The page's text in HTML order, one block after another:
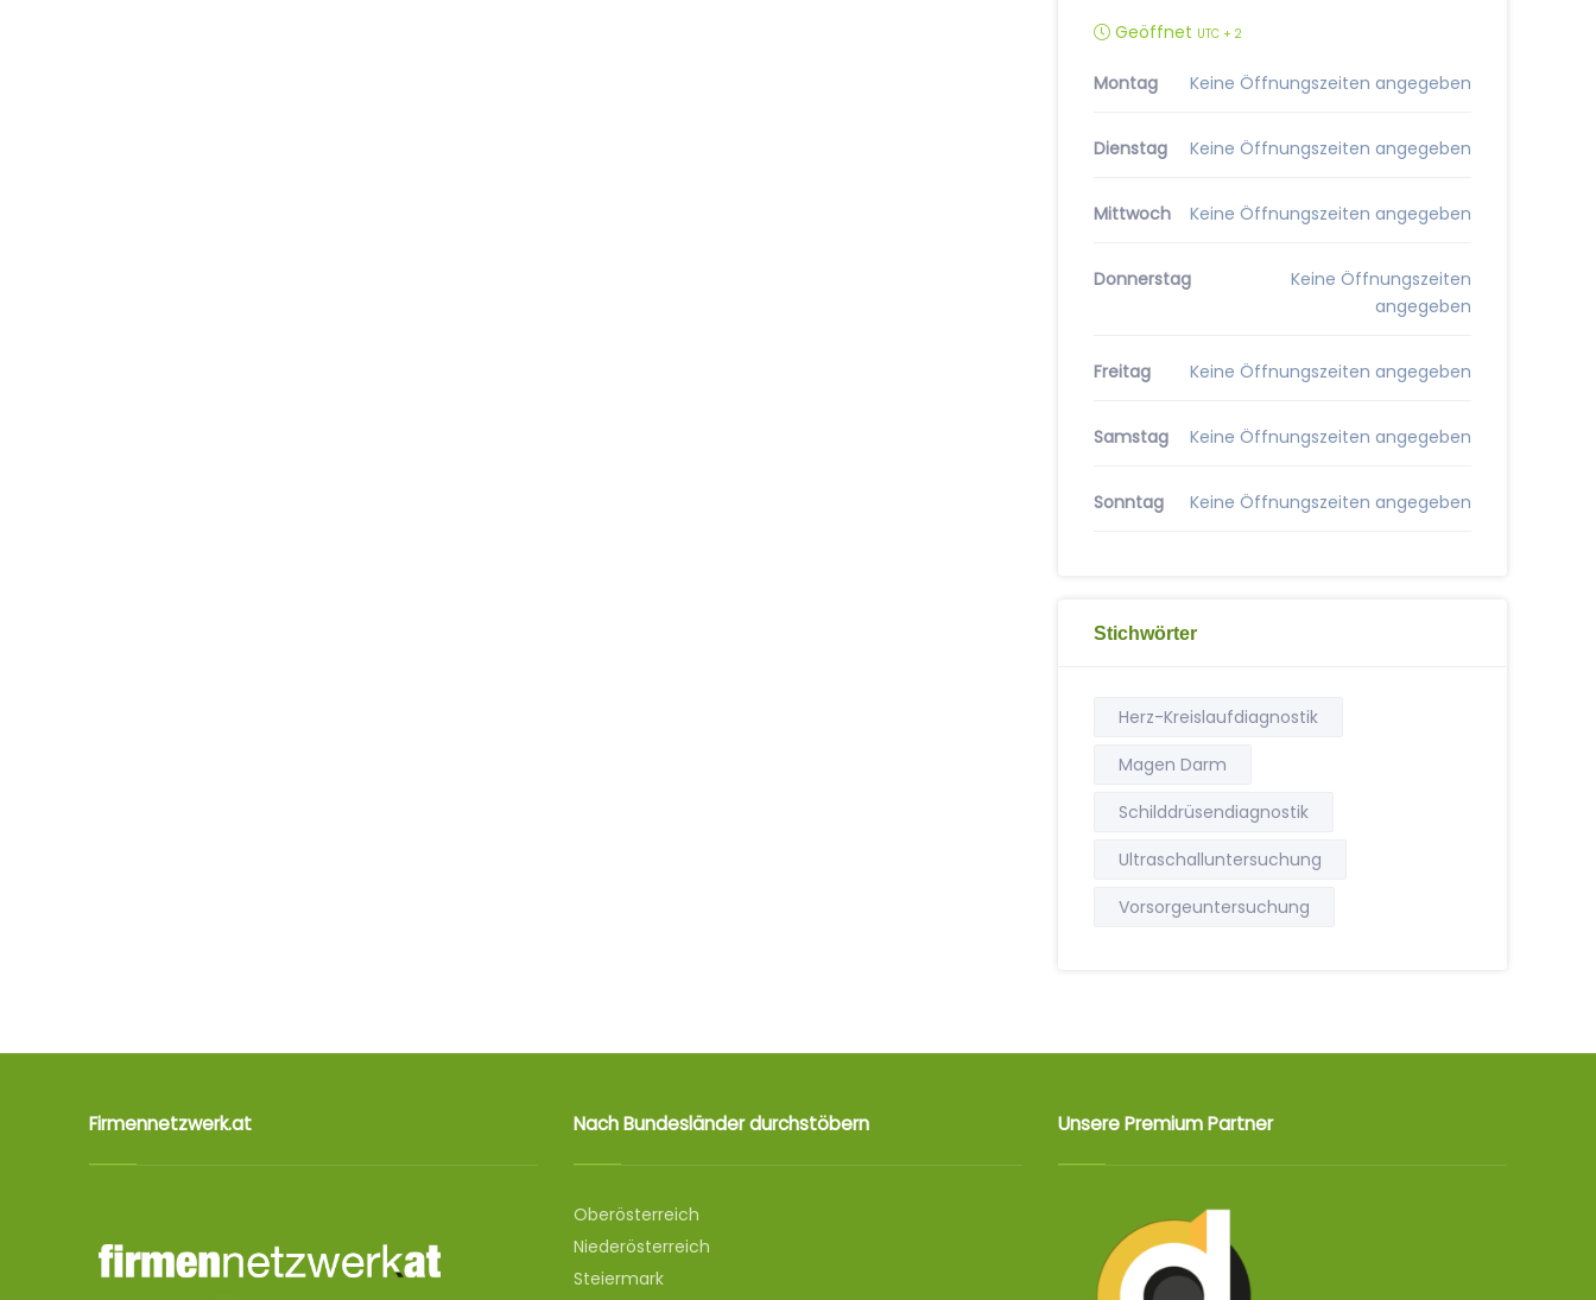
Geöffnet UTC + 2
Montag Keine Öffnungszeiten angegeben
Dienstag Keine Öffnungszeiten angegeben
Mittwoch Keine Öffnungszeiten angegeben
Donnerstag
Keine Öffnungszeiten
angegeben
Freitag Keine Öffnungszeiten angegeben
Samstag Keine Öffnungszeiten angegeben
Sonntag Keine Öffnungszeiten angegeben
Stichwörter
Herz-Kreislaufdiagnostik
Magen Darm
Schilddrüsendiagnostik
Ultraschalluntersuchung
Vorsorgeuntersuchung
Firmennetzwerk.at Nach Bundesländer durchstöbern
Oberösterreich
Niederösterreich
Steiermark
Unsere Premium Partner